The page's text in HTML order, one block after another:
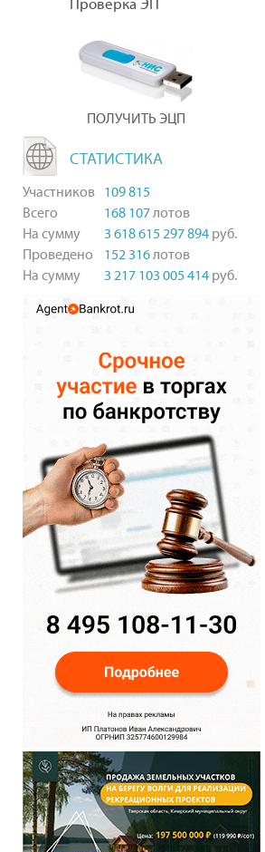
Проверка ЭП
ПОЛУЧИТЬ ЭЦП
СТАТИСТИКА
Участников 109 815
Всего
168 107лотов
На сумму
3 618 615 297 894 руб.
Проведено
152 316лотов
На сумму
3 217 103 005 414 руб.